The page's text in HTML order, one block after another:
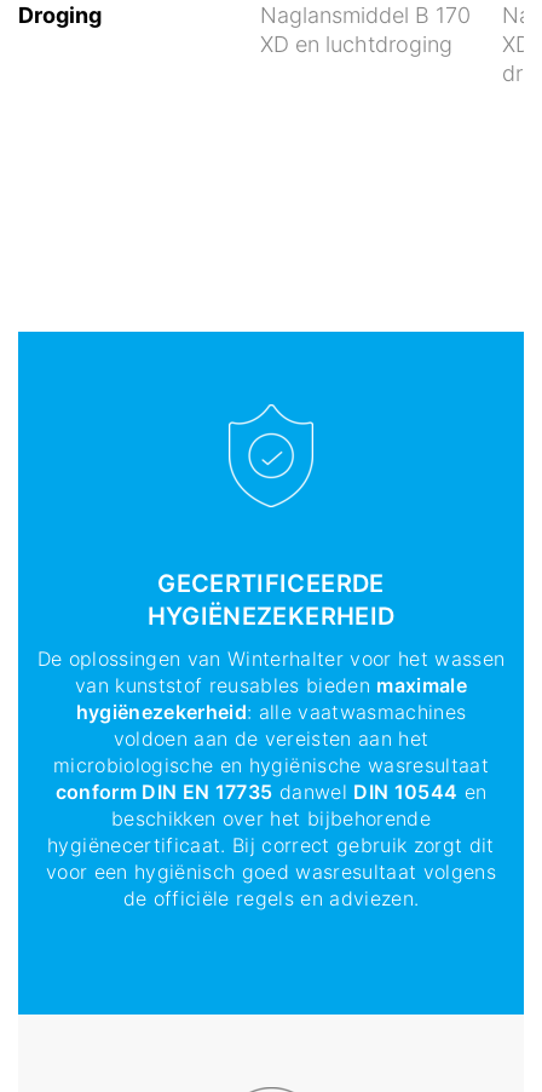
Droging
Naglansmiddel B 170
XD en luchtdroging
XD
GECERTIFICEERDE
HYGIËNEZEKERHEID
De oplossingen van Winterhalter voor het wassen
van kunststof reusables bieden maximale
hygiënezekerheid: alle vaatwasmachines
voldoen aan de vereisten aan het
microbiologische en hygiënische wasresultaat
conform DIN EN 17735 danwel DIN 10544 en
beschikken over het bijbehorende
hygiënecertificaat. Bij correct gebruik zorgt dit
voor een hygiënisch goed wasresultaat volgens
de officiële regels en adviezen.